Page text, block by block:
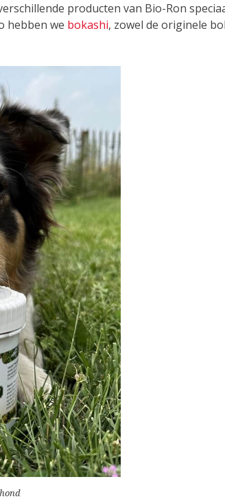
producten van Bio-Ron
hebben we bokashi, zowel de originele